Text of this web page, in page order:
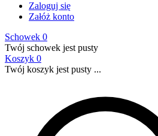
Zaloguj się
Załóż konto
Schowek 0
Twój schowek jest pusty
Koszyk 0
Twój koszyk jest pusty ...